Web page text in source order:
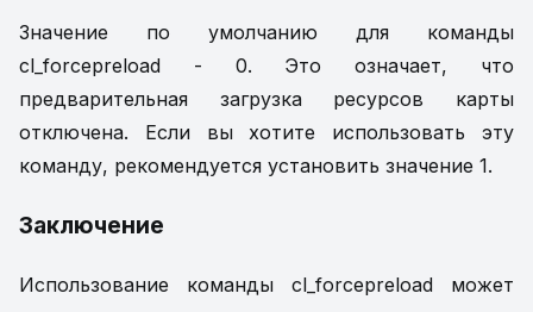
Значение по умолчанию для команды
cl_forcepreload - 0. Это означает, что
предварительная загрузка ресурсов карты
отключена. Если вы хотите использовать эту
команду, рекомендуется установить значение 1.
Заключение
Использование команды cl_forcepreload может